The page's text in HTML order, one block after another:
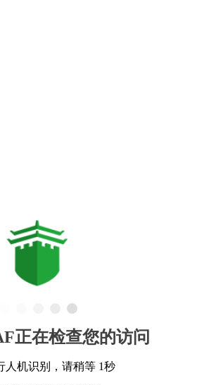
正在检查您的访问
人机识别，请稍等 1秒